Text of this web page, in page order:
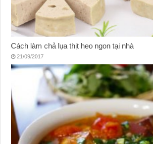
Cách làm chả lụa thịt heo ngon tại nhà
21/09/2017